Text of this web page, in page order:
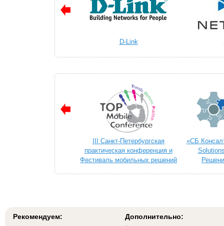
D-Link
III Санкт-Петербургская
практическая конференция и
Фестиваль мобильных решений
«СБ
Рекомендуем: Дополнительно: